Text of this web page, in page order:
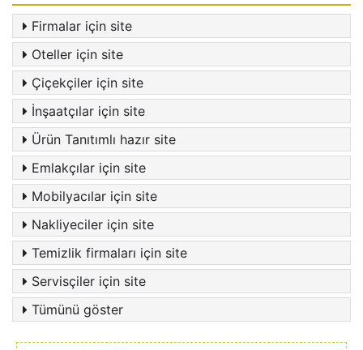
Firmalar için site
Oteller için site
Çiçekçiler için site
İnşaatçılar için site
Ürün Tanıtımlı hazır site
Emlakçılar için site
Mobilyacılar için site
Nakliyeciler için site
Temizlik firmaları için site
Servisçiler için site
Tümünü göster